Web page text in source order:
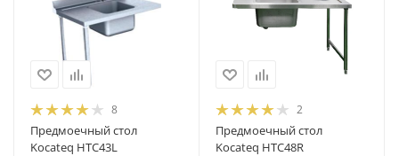
8
Предмоечный стол
Kocateq HTC43L
2
Предмоечный стол
Kocateq HTC48R